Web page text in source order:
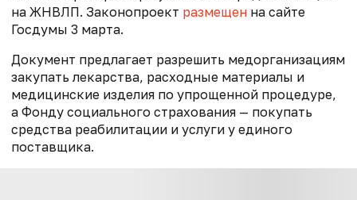
на ЖНВЛП. Законопроект размещен на сайте
Госдумы 3 марта.
Документ предлагает разрешить медорганизациям
закупать лекарства, расходные материалы и
медицинские изделия по упрощенной процедуре,
а Фонду социального страхования — покупать
средства реабилитации и услуги у единого
поставщика.